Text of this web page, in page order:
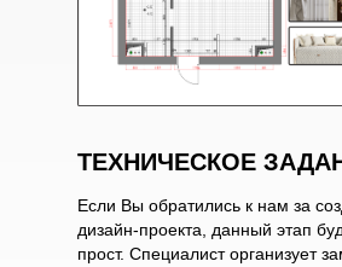
ТЕХНИЧЕСКОЕ
Если Вы обратились к нам за
дизайн-проекта, данный этап
прост. Специалист организует